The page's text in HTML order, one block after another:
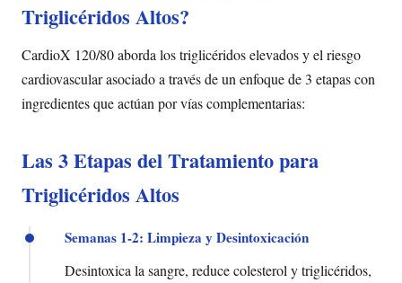
Triglicéridos Altos?
CardioX 120/80 aborda los triglicéridos elevados y el riesgo
cardiovascular asociado a través de un enfoque de 3 etapas con
ingredientes que actúan por vías complementarias:
Las 3 Etapas del Tratamiento para
Triglicéridos Altos
Semanas 1-2: Limpieza y Desintoxicación
Desintoxica la sangre, reduce colesterol y triglicéridos,